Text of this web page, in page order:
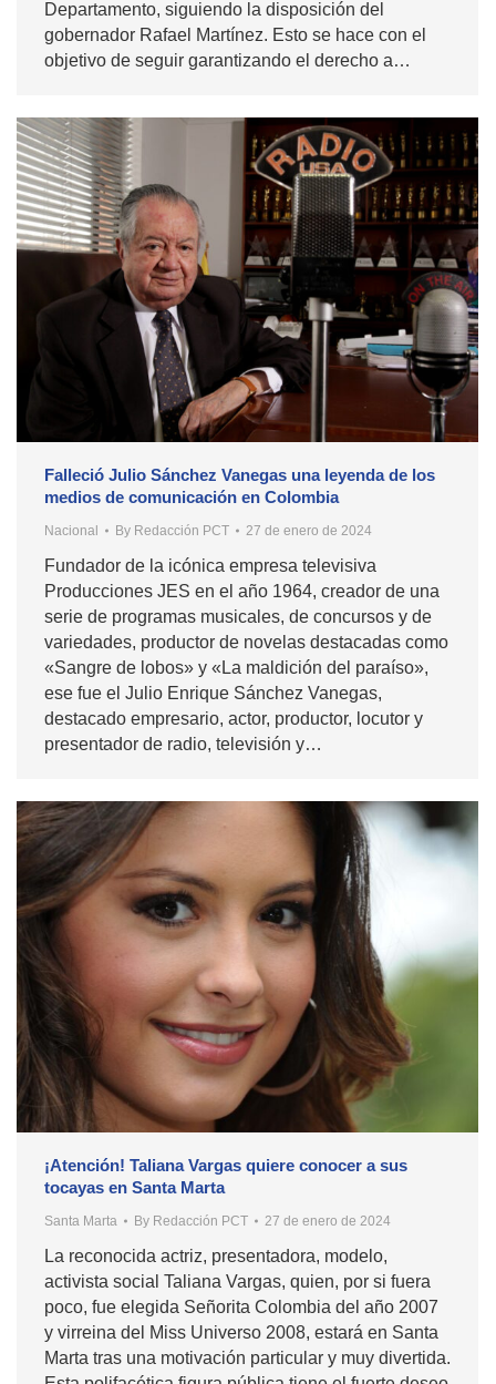
Departamento, siguiendo la disposición del
gobernador Rafael Martínez. Esto se hace con el
objetivo de seguir garantizando el derecho a…
Falleció Julio Sánchez Vanegas una leyenda de los
medios de comunicación en Colombia
Nacional By Redacción PCT 27 de enero de 2024
Fundador de la icónica empresa televisiva
Producciones JES en el año 1964, creador de una
serie de programas musicales, de concursos y de
variedades, productor de novelas destacadas como
«Sangre de lobos» y «La maldición del paraíso»,
ese fue el Julio Enrique Sánchez Vanegas,
destacado empresario, actor, productor, locutor y
presentador de radio, televisión y…
¡Atención! Taliana Vargas quiere conocer a sus
tocayas en Santa Marta
Santa Marta By Redacción PCT 27 de enero de 2024
La reconocida actriz, presentadora, modelo,
activista social Taliana Vargas, quien, por si fuera
poco, fue elegida Señorita Colombia del año 2007
y virreina del Miss Universo 2008, estará en Santa
Marta tras una motivación particular y muy divertida.